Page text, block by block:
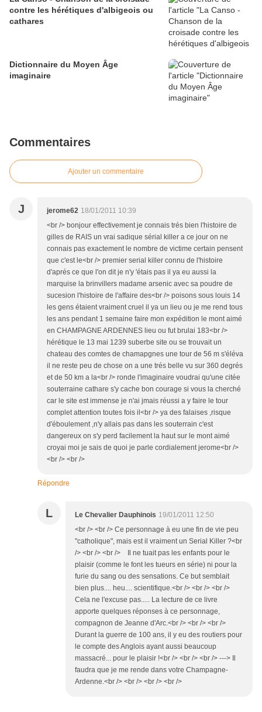
contre les hérétiques d'albigeois ou
cathares
Dictionnaire du Moyen Âge
imaginaire
Commentaires
Ajouter un commentaire
J jerome62 18/01/2011 10:39
<br /> bonjour effectivement je connais trés bien l'histoire de
gilles de RAIS un vrai sadique sérial killer a ce jour on ne
connais pas exactement le nombre de victime certain pensent
que c'est le<br /> premier serial killer connu de l'histoire
d'aprés ce que l'on dit je n'y 'étais pas il ya eu aussi la
marquise la brinvillers madame arsenic avec sa poudre de
sucesion l'histoire de l'affaire des<br /> poisons sous louis 14
les gens étaient vraiment cruel il ya un lieu ou je me rend tous
les ans pendant 1 semaine faire mon expédition le mont aimé
en CHAMPAGNE ARDENNES lieu ou fut brulai 183<br />
hérétique le 13 mai 1239 suberbe site ou se trouvait un
chateau des comtes de chamapgnes une tour de 56 m s'éléva
il ne reste peu de chose on a une trés belle vu sur 360 degrés
et de 50 km a la<br /> ronde l'imaginaire voudrai qu'une citée
souterraine cathare s'y cache bon courage si vous la cherché
car le site est immense je n'ai jmais réussi a y faire le tour
complet attention toutes fois il<br /> ya des falaises ,risque
d'éboulement ,n'y allais pas dans les souterrain c'est
dangereux on s'y perd facilement la haut sur le mont aimé
croyai moi je sais de quoi je parle cordialement jerome<br />
<br /> <br />
Répondre
L Le Chevalier Dauphinois 19/01/2011 12:50
<br /> <br /> Ce personnage à eu une fin de vie peu
"catholique", mais est il vraiment un Serial Killer ?<br
/> <br /> <br /> Il ne tuait pas les enfants pour le
plaisir (comme le font les tueurs en série) ni pour la
furie du sang ou des sensations. Ce but semblait
bien plus.... heu.... scientifique.<br /> <br /> <br />
Cela ne l'excuse pas..... La lecture de ce livre
apporte quelques réponses à ce personnage,
compagnon de Jeanne d'Arc.<br /> <br /> <br />
Durant la guerre de 100 ans, il y eu des routiers pour
le compte des Anglois ayant aussi beaucoup
massacré... pour le plaisir !<br /> <br /> <br /> ---> Il
faudra que je me rende dans votre Champagne-
Ardenne.<br /> <br /> <br /> <br />